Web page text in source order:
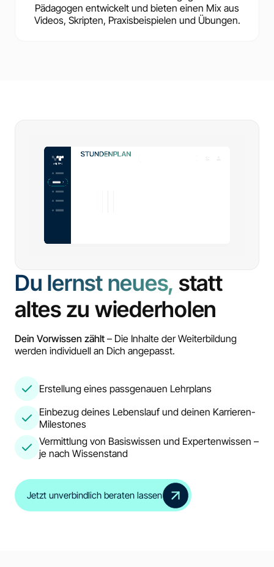
Pädagogen entwickelt und bieten einen Mix aus
Videos, Skripten, Praxisbeispielen und Übungen.
Du lernst neues, statt
altes zu wiederholen
Dein Vorwissen zählt – Die Inhalte der Weiterbildung
werden individuell an Dich angepasst.
Erstellung eines passgenauen Lehrplans
Einbezug deines Lebenslauf und deinen Karrieren-
Milestones
Vermittlung von Basiswissen und Expertenwissen –
je nach Wissenstand
Jetzt unverbindlich beraten lassen